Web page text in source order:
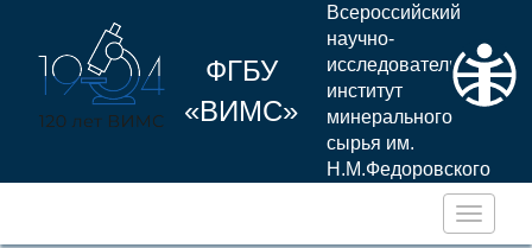
ФГБУ
«ВИМС»
Всероссийский
научно-
исследовательский
институт
минерального
сырья им.
Н.М.Федоровского